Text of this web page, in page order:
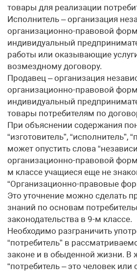
товары для реализации
Исполнитель – организация
организационно-правовой
индивидуальный
работы или оказывающие
возмездному договору.
Продавец – организация
организационно-правовой
индивидуальный
товары потребителям по
При объяснении содержания
“изготовитель”, “исполнитель”,
может опустить слова
организационно-правовой
м классе учащиеся еще не
“Организационно-правовые
Это уточнение можно сделать
знаний по основам
законодательства в 9-м классе.
Необходимо разграничить
“потребитель” в
законе и в обыденной жизни. В
“потребитель – это человек или